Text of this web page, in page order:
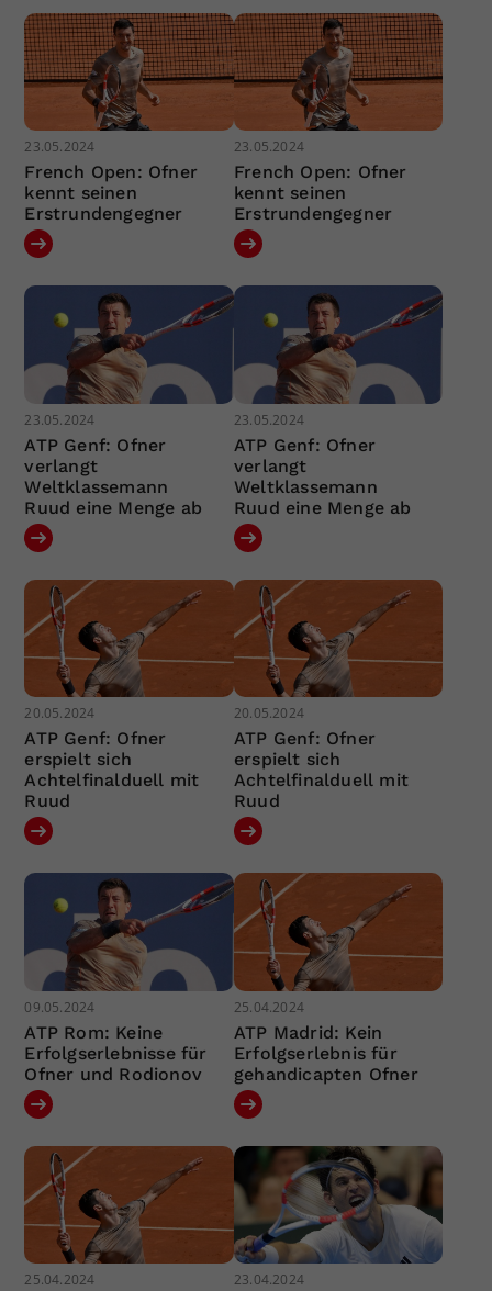
23.05.2024
French Open: Ofner
kennt seinen
Erstrundengegner
23.05.2024
French Open: Ofner
kennt seinen
Erstrundengegner
23.05.2024
ATP Genf: Ofner
verlangt
Weltklassemann
Ruud eine Menge ab
23.05.2024
ATP Genf: Ofner
verlangt
Weltklassemann
Ruud eine Menge ab
20.05.2024
ATP Genf: Ofner
erspielt sich
Achtelfinalduell mit
Ruud
20.05.2024
ATP Genf: Ofner
erspielt sich
Achtelfinalduell mit
Ruud
09.05.2024
ATP Rom: Keine
Erfolgserlebnisse für
Ofner und Rodionov
25.04.2024
ATP Madrid: Kein
Erfolgserlebnis für
gehandicapten Ofner
25.04.2024 23.04.2024